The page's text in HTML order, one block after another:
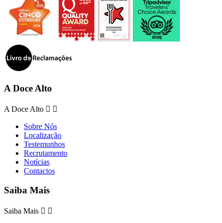
A Doce Alto
A Doce Alto  
Sobre Nós
Localização
Testemunhos
Recrutamento
Notícias
Contactos
Saiba Mais
Saiba Mais  